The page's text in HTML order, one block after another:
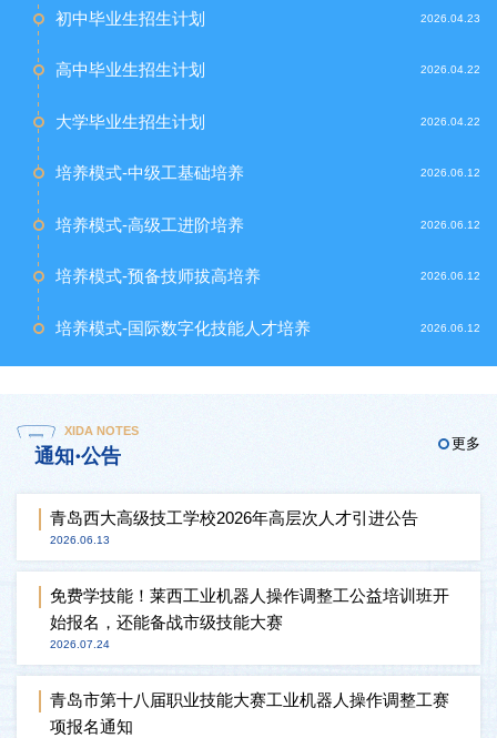
初中毕业生招生计划 2026.04.23
高中毕业生招生计划 2026.04.22
大学毕业生招生计划 2026.04.22
培养模式-中级工基础培养 2026.06.12
培养模式-高级工进阶培养 2026.06.12
培养模式-预备技师拔高培养 2026.06.12
培养模式-国际数字化技能人才培养 2026.06.12
XIDA NOTES
通知·公告
更多
青岛西大高级技工学校2026年高层次人才引进公告
2026.06.13
免费学技能！莱西工业机器人操作调整工公益培训班开
始报名，还能备战市级技能大赛
2026.07.24
青岛市第十八届职业技能大赛工业机器人操作调整工赛
项报名通知